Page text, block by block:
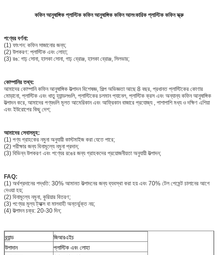
কফিন আনুষাঙ্গিক প্লাস্টিক কফিন আনুষাঙ্গিক কফিন আলংকারিক প্লাস্টিক কফিন স্ক্রু
পণ্যের বর্ণনা:
(1) ফাংশন: কফিন সাজানোর জন্য;
(2) উপকরণ: প্লাস্টিক এবং লোহা;
(3) রঙ: গাঢ় সোনা, হালকা সোনা, গাঢ় ব্রোঞ্জ, হালকা ব্রোঞ্জ, সিলভার;
কোম্পানির তথ্য:
আমাদের কোম্পানি কফিন আনুষাঙ্গিক উত্পাদন বিশেষজ্ঞ, শিল্প অভিজ্ঞতা আছে 8 বছর, প্রধানত প্লাস্টিকের কোণার
মোড়ানো, প্লাস্টিক এবং ধাতু হ্যান্ডলগুলি, প্লাস্টিকের চলমান প্যানেল, প্লাস্টিক ক্রস এবং অন্যান্য কফিন আনুষাঙ্গিক
উত্পাদন করে, আমাদের পণ্যগুলি মূলত আমেরিকান এবং আফ্রিকান বাজারে প্রযোজ্য , পাশাপাশি মধ্য ও দক্ষিণ এশিয়া
এবং ইউরোপের কিছু দেশ;
আমাদের সেবাসমূহ:
(1) পণ্য গ্রাহকের নমুনা অনুযায়ী কাস্টমাইজ করা যেতে পারে;
(2) পরীক্ষার জন্য বিনামূল্যে নমুনা প্রদান;
(3) বিভিন্ন উপকরণ এবং পণ্যের রঙের জন্য গ্রাহকদের প্রয়োজনীয়তা অনুযায়ী উত্পাদন;
FAQ:
(1) অর্থপ্রদানের পদ্ধতি: 30% আমানত উত্পাদনের জন্য ব্যবস্থা করা হয় এবং 70% টেল পেমেন্ট চালানের আগে
দেওয়া হয়;
(2) বিনামূল্যে নমুনা, কুরিয়ার বিতরণ;
(3) পণ্যের মূল্য ট্যাক্স বা মালবাহী অন্তর্ভুক্ত নয়;
(4) উত্পাদন চক্র: 20-30 দিন;
ব্র্যান্ড
জিআরএইচ
উপাদান
প্লাস্টিক এবং লোহা